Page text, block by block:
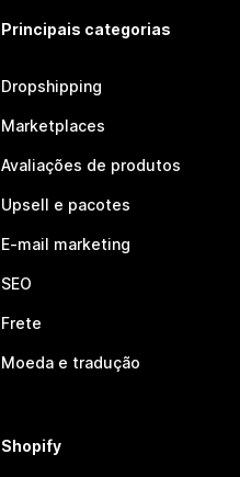
Principais categorias
Dropshipping
Marketplaces
Avaliações de produtos
Upsell e pacotes
E-mail marketing
SEO
Frete
Moeda e tradução
Shopify